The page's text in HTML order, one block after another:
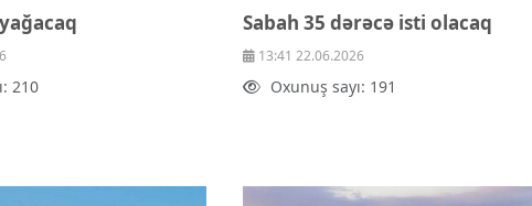
210
Sabah 35 dərəcə isti olacaq
13:41 22.06.2026
Oxunuş sayı: 191